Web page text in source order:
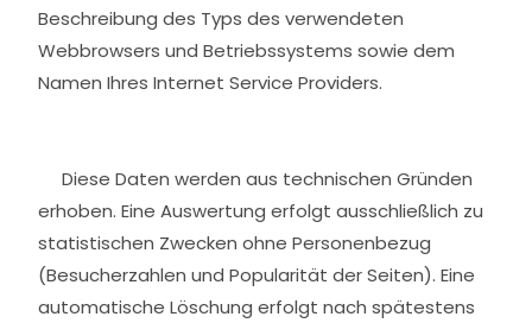
Beschreibung des Typs des verwendeten
Webbrowsers und Betriebssystems sowie dem
Namen Ihres Internet Service Providers.
Diese Daten werden aus technischen Gründen
erhoben. Eine Auswertung erfolgt ausschließlich zu
statistischen Zwecken ohne Personenbezug
(Besucherzahlen und Popularität der Seiten). Eine
automatische Löschung erfolgt nach spätestens